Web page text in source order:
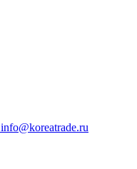
info@koreatrade.ru